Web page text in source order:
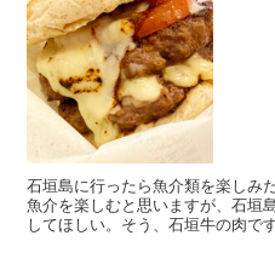
石垣島に行ったら魚介類を楽しみ
魚介を楽しむと思いますが、石垣
してほしい。そう、石垣牛の肉で